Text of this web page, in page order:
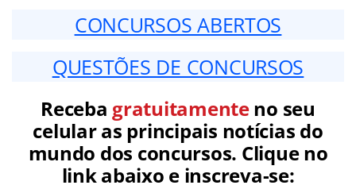
CONCURSOS ABERTOS
QUESTÕES DE CONCURSOS
Receba gratuitamenteno seu
celular as principais notícias do
mundo dos concursos. Clique no
link abaixo e inscreva-se: